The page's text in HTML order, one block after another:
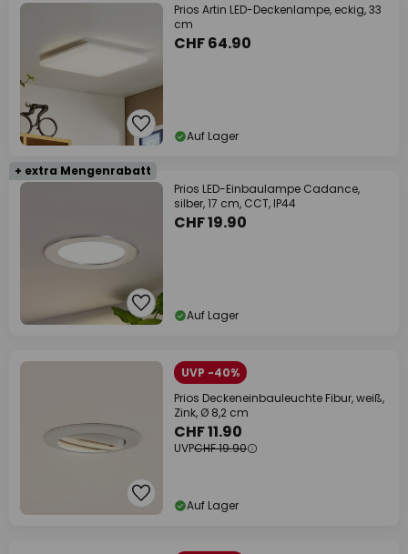
Prios Artin LED-Deckenlampe, eckig, 33
cm
CHF 64.90
Auf Lager
+ extra Mengenrabatt
Prios LED-Einbaulampe Cadance,
silber, 17 cm, CCT, IP44
CHF 19.90
Auf Lager
UVP -40%
Prios Deckeneinbauleuchte Fibur, weiß,
Zink, Ø 8,2 cm
CHF 11.90
UVPCHF 19.90
Auf Lager